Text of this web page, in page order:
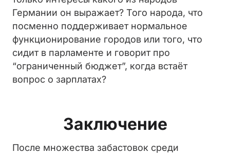
Германии он выражает? Того народа, что
посменно поддерживает нормальное
функционирование городов или того, что
сидит в парламенте и говорит про
“ограниченный бюджет”, когда встаёт
вопрос о зарплатах?
Заключение
После множества забастовок среди